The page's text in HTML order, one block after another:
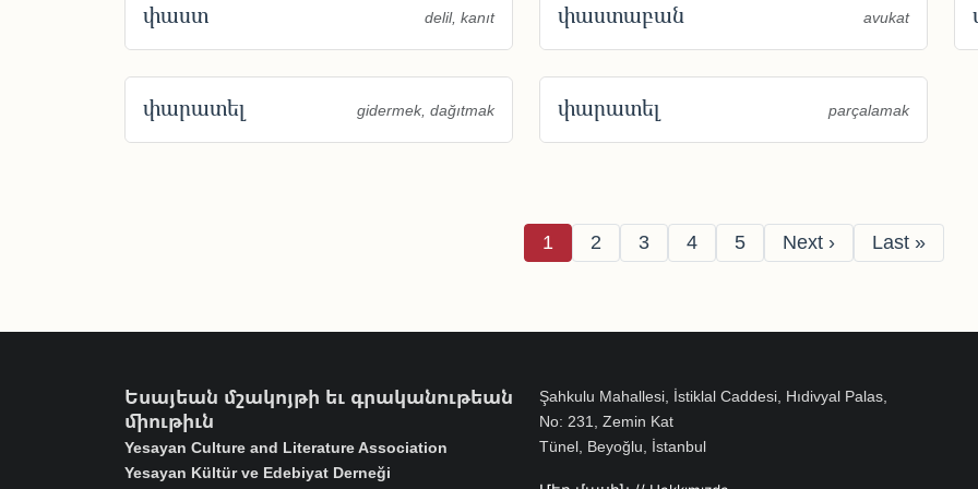
փաստ delil, kanıt փաստաբան avukat
փարատել gidermek, dağıtmak փարատել parçalamak
Pagination
Page
1 Page
2 Page
3 Page
4 Page
5 Next page
Next › Last page
Last »
Եսայեան մշակոյթի եւ գրականութեան
միութիւն
Yesayan Culture and Literature Association
Yesayan Kültür ve Edebiyat Derneği
Şahkulu Mahallesi, İstiklal Caddesi, Hıdivyal Palas,
No: 231, Zemin Kat
Tünel, Beyoğlu, İstanbul